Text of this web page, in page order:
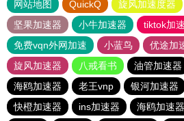
网站地图 QuickQ 旋风加速度器
坚果加速器
小牛加速器 tiktok加
免费vqn外网加速
小蓝鸟 优途加
旋风加速器
八戒看书 油管加速器
海鸥加速器
老王vnp 银河加速器
快橙加速器
ins加速器 海鸥加速器